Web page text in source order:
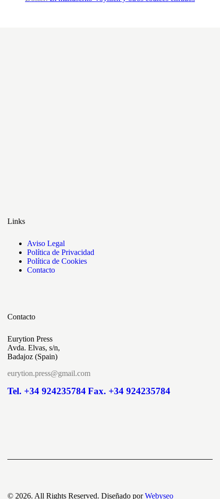
Links
Aviso Legal
Política de Privacidad
Política de Cookies
Contacto
Contacto
Eurytion Press
Avda. Elvas, s/n,
Badajoz (Spain)
eurytion.press@gmail.com
Tel. +34 924235784Fax. +34 924235784
© 2026. All Rights Reserved. Diseñado porWebyseo